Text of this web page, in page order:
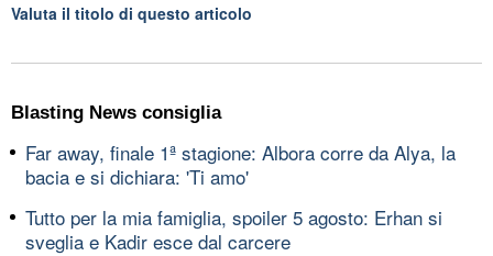
Valuta il titolo di questo articolo
Blasting News consiglia
Far away, finale 1ª stagione: Albora corre da Alya, la
bacia e si dichiara: 'Ti amo'
Tutto per la mia famiglia, spoiler 5 agosto: Erhan si
sveglia e Kadir esce dal carcere